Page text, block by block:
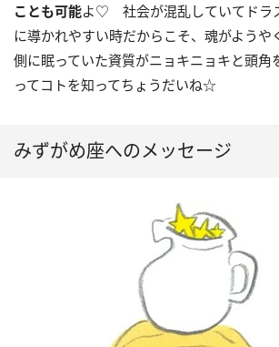
ことも可能よ♡ 社会が混乱していてドラ
に導かれやすい時だからこそ、魂がようや
側に眠っていた資質がニョキニョキと頭角
ってコトを知ってちょうだいね☆
みずがめ座へのメッセージ